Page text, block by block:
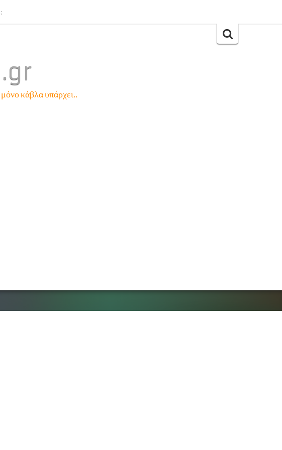
Search
κάβλα υπάρχει..